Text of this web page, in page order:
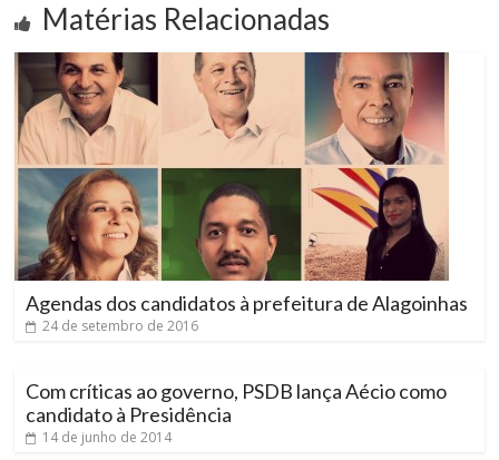
Matérias Relacionadas
Agendas dos candidatos à prefeitura de Alagoinhas
24 de setembro de 2016
Com críticas ao governo, PSDB lança Aécio como
candidato à Presidência
14 de junho de 2014